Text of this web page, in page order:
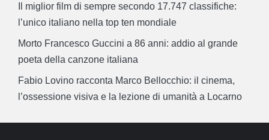
Il miglior film di sempre secondo 17.747 classifiche:
l’unico italiano nella top ten mondiale
Morto Francesco Guccini a 86 anni: addio al grande
poeta della canzone italiana
Fabio Lovino racconta Marco Bellocchio: il cinema,
l’ossessione visiva e la lezione di umanità a Locarno